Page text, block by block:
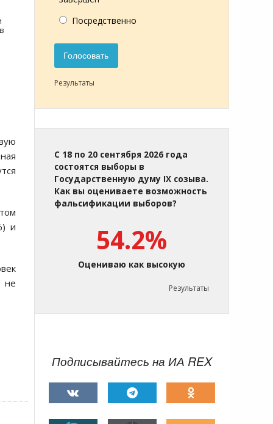
и
не
Посредственно
Голосовать
Результаты
С 18 по 20 сентября 2026 года
состоятся выборы в
Государственную думу IX созыва.
Как вы оцениваете возможность
фальсификации выборов?
54.2%
Оцениваю как высокую
Результаты
Подписывайтесь на ИА REX